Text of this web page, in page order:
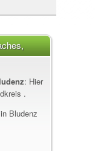
: Hier
.
Bludenz